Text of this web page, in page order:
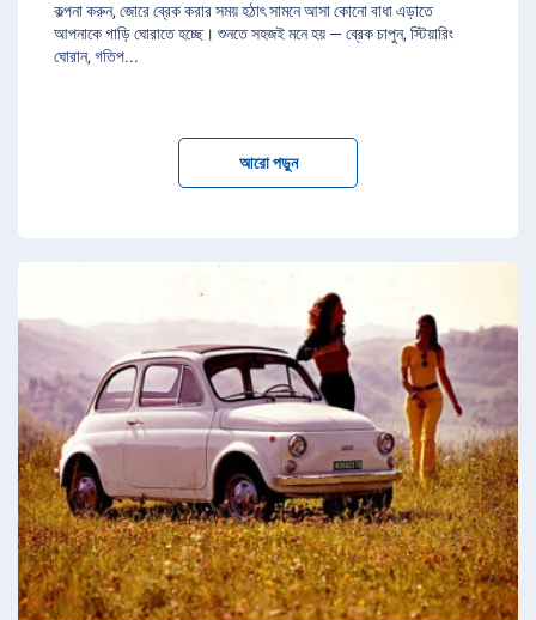
কল্পনা করুন, জোরে ব্রেক করার সময় হঠাৎ সামনে আসা কোনো বাধা এড়াতে
আপনাকে গাড়ি ঘোরাতে হচ্ছে। শুনতে সহজই মনে হয় — ব্রেক চাপুন, স্টিয়ারিং
ঘোরান, গতিপ...
আরো পড়ুন